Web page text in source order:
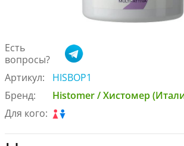
Есть
вопросы?
Артикул:
HISBOP1
Бренд:
Histomer / Хистомер
Для кого: